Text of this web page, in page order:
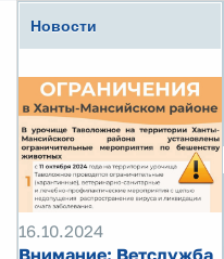
Новости
16.10.2024
Внимание: Ветслужба